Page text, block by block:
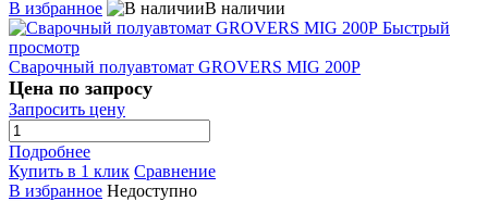
В избранное
В наличии
Быстрый
просмотр
Сварочный полуавтомат GROVERS MIG 200P
Цена по запросу
Запросить цену
Подробнее
Купить в 1 клик Сравнение
В избранное Недоступно